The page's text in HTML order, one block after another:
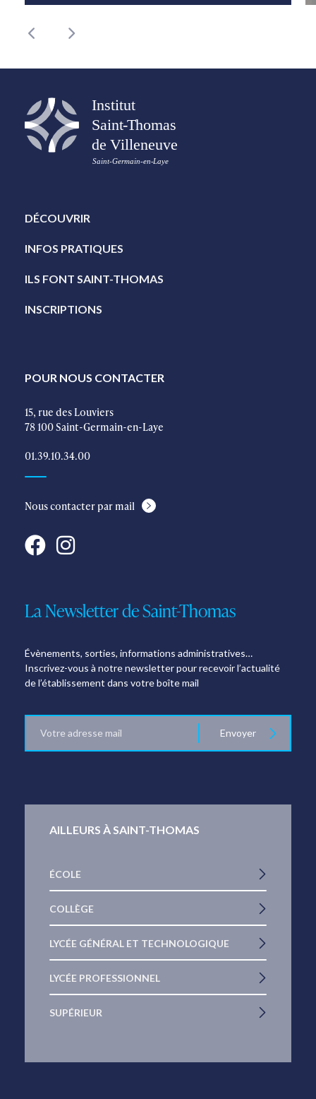
DÉCOUVRIR
INFOS PRATIQUES
ILS FONT SAINT-THOMAS
INSCRIPTIONS
POUR NOUS CONTACTER
15, rue des Louviers
78 100 Saint-Germain-en-Laye
01.39.10.34.00
Nous contacter par mail
La Newsletter de Saint-Thomas
Évènements, sorties, informations administratives…
Inscrivez-vous à notre newsletter pour recevoir l’actualité
de l’établissement dans votre boîte mail
mail
Envoyer
AILLEURS À SAINT-THOMAS
ÉCOLE
COLLÈGE
LYCÉE GÉNÉRAL ET TECHNOLOGIQUE
LYCÉE PROFESSIONNEL
SUPÉRIEUR